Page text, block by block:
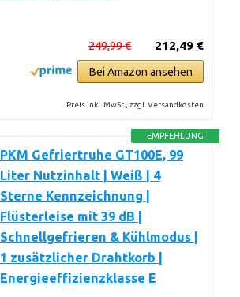
212,49 €
249,99 €
Bei Amazon ansehen
Preis inkl. MwSt., zzgl. Versandkosten
EMPFEHLUNG
PKM Gefriertruhe GT100E, 99
Liter Nutzinhalt | Weiß | 4
Sterne Kennzeichnung |
Flüsterleise mit 39 dB |
Schnellgefrieren & Kühlmodus |
1 zusätzlicher Drahtkorb |
Energieeffizienzklasse E